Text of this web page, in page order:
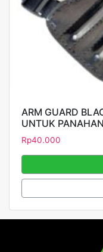
ARM GUARD
UNTUK
Rp40.000